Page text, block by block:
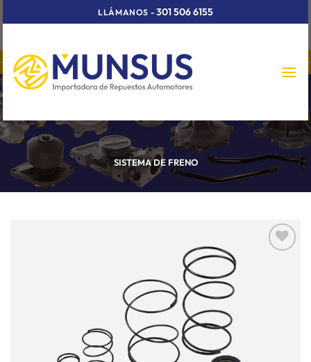
to
LLÁMANOS - 301 506 6155
SISTEMA DE FRENO